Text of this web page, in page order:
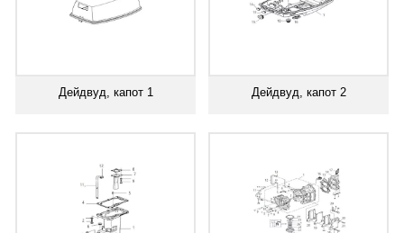
Дейдвуд, капот 1 Дейдвуд, капот 2